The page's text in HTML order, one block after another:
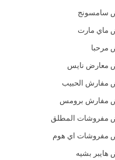
سامسونج
ماي مارت
مرحبا
معارض نايس
مفارش الحبيب
مفارش برومس
مفروشات المطلق
مفروشات اي هوم
هايبر بشيه